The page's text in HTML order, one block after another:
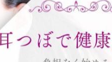
一覧に戻る